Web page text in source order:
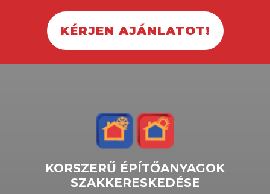
KÉRJEN AJÁNLATOT!
KORSZERŰ ÉPÍTŐANYAGOK
SZAKKERESKEDÉSE